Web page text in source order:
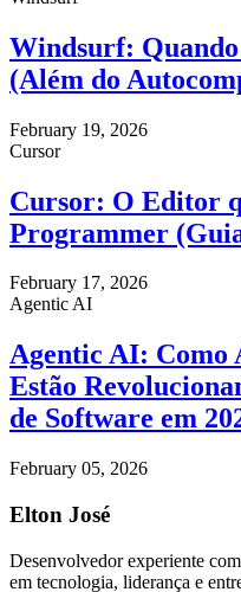
Windsurf:
(Além do
February 19, 2026
Cursor
Cursor: O Editor
Programmer
February 17, 2026
Agentic AI
Agentic AI: Como
Estão
de Software em
February 05, 2026
Elton José
Desenvolvedor experiente
em tecnologia, liderança e